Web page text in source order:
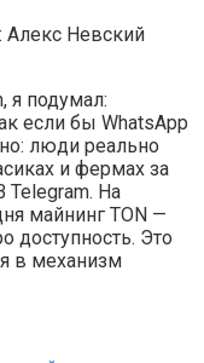
Алекс Невский
я подумал:
если бы WhatsApp
люди реально
и фермах за
Telegram. На
майнинг TON —
доступность. Это
в механизм